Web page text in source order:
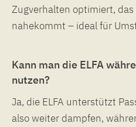
Zugverhalten optimiert,
nahekommt – ideal für
Kann man die ELFA
nutzen?
Ja, die ELFA unterstützt
also weiter dampfen,